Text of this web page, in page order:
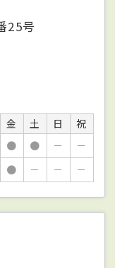
25号
金 土 日
祝
● ● －
－
● － － －